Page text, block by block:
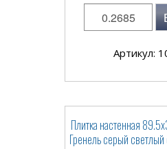
Артикул:
Плитка настенная
Гренель серый